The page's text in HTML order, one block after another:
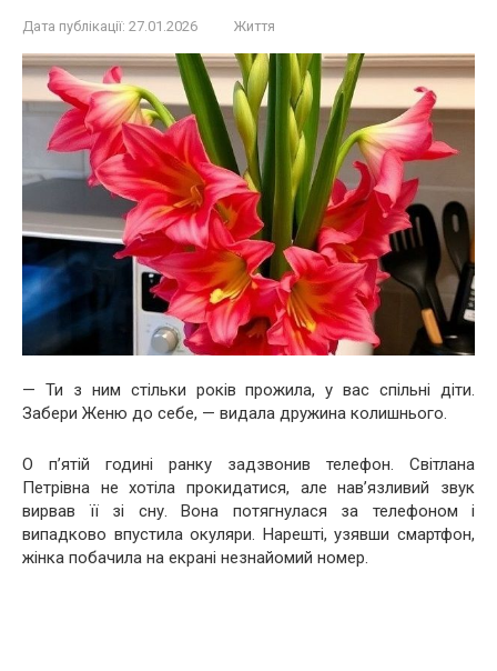
Дата публікації: 27.01.2026 Життя
— Ти з ним стільки років прожила, у вас спільні діти.
Забери Женю до себе, — видала дружина колишнього.
О п’ятій годині ранку задзвонив телефон. Світлана
Петрівна не хотіла прокидатися, але нав’язливий звук
вирвав її зі сну. Вона потягнулася за телефоном і
випадково впустила окуляри. Нарешті, узявши смартфон,
жінка побачила на екрані незнайомий номер.